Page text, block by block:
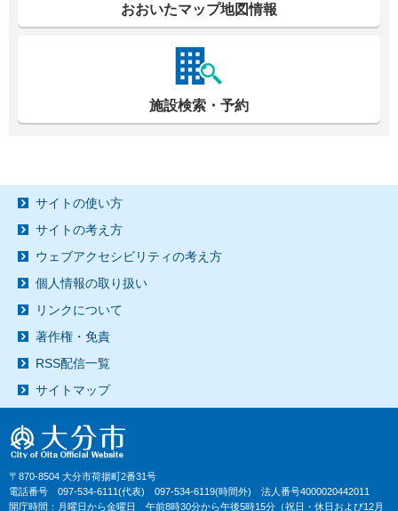
おおいたマップ地図情報
施設検索・予約
サイトの使い方
サイトの考え方
ウェブアクセシビリティの考え方
個人情報の取り扱い
リンクについて
著作権・免責
RSS配信一覧
サイトマップ
〒870-8504 大分市荷揚町2番31号
電話番号 097-534-6111(代表) 097-534-6119(時間外) 法人番号4000020442011
開庁時間：月曜日から金曜日 午前8時30分から午後5時15分（祝日・休日および12月